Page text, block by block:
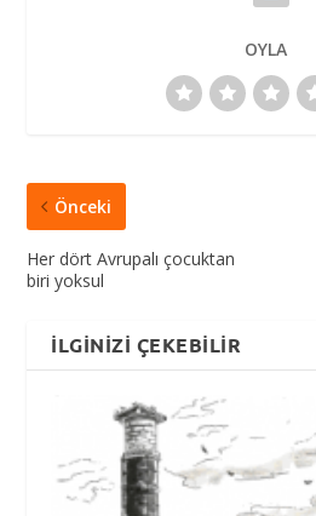
OYLA
Önceki
Her dört Avrupalı çocuktan
biri yoksul
İLGINIZI ÇEKEBILIR